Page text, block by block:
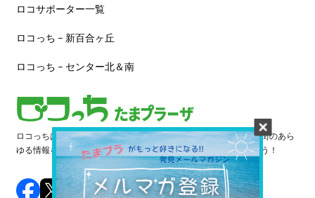
ロコサポーター一覧
ロコっち – 新百合ヶ丘
ロコっち – センター北＆南
ロコっちは、あなたのジモト体験を豊かにする情報サイトです。街のあら
ゆる情報を収集し、日々更新しています。早速情報を探してみよう！